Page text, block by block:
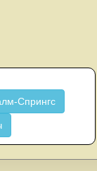
Спрингс